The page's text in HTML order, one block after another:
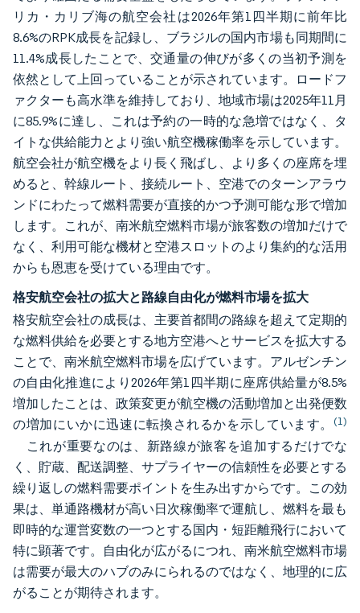
リカ・カリブ海の航空会社は2026年第1四半期に前年比
8.6%のRPK成長を記録し、ブラジルの国内市場も同期間に
11.4%成長したことで、交通量の伸びが多くの当初予測を
依然として上回っていることが示されています。ロードフ
ァクターも高水準を維持しており、地域市場は2025年11月
に85.9%に達し、これは予約の一時的な急増ではなく、タ
イトな供給能力とより強い航空機稼働率を示しています。
航空会社が航空機をより長く飛ばし、より多くの座席を埋
めると、幹線ルート、接続ルート、空港でのターンアラウ
ンドにわたって燃料需要が直接的かつ予測可能な形で増加
します。これが、南米航空燃料市場が旅客数の増加だけで
なく、利用可能な機材と空港スロットのより集約的な活用
からも恩恵を受けている理由です。
格安航空会社の拡大と路線自由化が燃料市場を拡大
格安航空会社の成長は、主要首都間の路線を超えて定期的
な燃料供給を必要とする地方空港へとサービスを拡大する
ことで、南米航空燃料市場を広げています。アルゼンチン
の自由化推進により2026年第1四半期に座席供給量が8.5%
増加したことは、政策変更が航空機の活動増加と出発便数
の増加にいかに迅速に転換されるかを示しています。
(1)
これが重要なのは、新路線が旅客を追加するだけでな
く、貯蔵、配送調整、サプライヤーの信頼性を必要とする
繰り返しの燃料需要ポイントを生み出すからです。この効
果は、単通路機材が高い日次稼働率で運航し、燃料を最も
即時的な運営変数の一つとする国内・短距離飛行において
特に顕著です。自由化が広がるにつれ、南米航空燃料市場
は需要が最大のハブのみにられるのではなく、地理的に広
がることが期待されます。